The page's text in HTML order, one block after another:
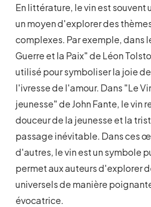
En littérature, le vin est souvent
un moyen d'explorer des
complexes. Par exemple, dans
Guerre et la Paix" de Léon
utilisé pour symboliser la joie
l'ivresse de l'amour. Dans "Le
jeunesse" de John Fante, le vin
douceur de la jeunesse et la
passage inévitable. Dans ces
d'autres, le vin est un symbole
permet aux auteurs d'explorer
universels de manière
évocatrice.